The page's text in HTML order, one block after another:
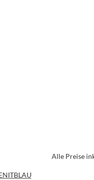
Alle Preise